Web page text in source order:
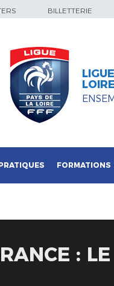
BILLETTERIE
LOIRE
FORMATIONS
: